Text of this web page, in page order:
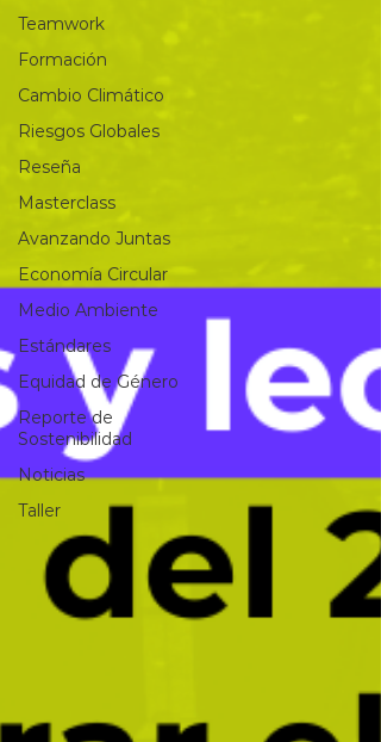
Teamwork
Formación
Cambio Climático
Riesgos Globales
Reseña
Masterclass
Avanzando Juntas
Economía Circular
Medio Ambiente
Estándares
Equidad de Género
Reporte de
Sostenibilidad
Noticias
Taller